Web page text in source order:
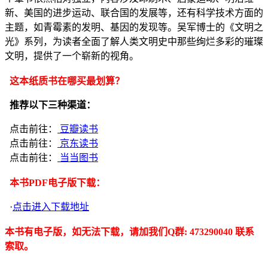
新、美国的进步运动、联合国的发展等，还有科学技术方面的
主题，如青霉素的发明、基因的发现等。吴军博士的《文明之
光》系列，为读者全面了解人类文明史中那些绚烂多彩的璀璨
文明，提供了一个崭新的视角。
这本纸质书在哪买最划算？
推荐以下三种渠道：
点击前往：
豆瓣读书
点击前往：
京东读书
点击前往：
当当图书
本书PDF电子版下载：
·点击进入下载地址
本书有电子版，如无法下载，请加我们Q群: 473290040 联系
索取。